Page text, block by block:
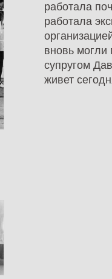
работала
работала
вновь могли
супругом
живет